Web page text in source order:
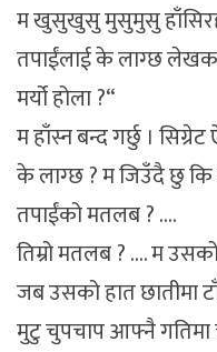
म खुसुखुसु मुसुमुसु
तपाईंलाई के लाग्छ लेखक
मर्यो होला ?“
म हाँस्न बन्द गर्छु ।
के लाग्छ ? म जिउँदै छु
तपाईंको मतलब ? ….
तिम्रो मतलब ? …. म
जब उसको हात छातीमा
मुटु चुपचाप आफ्नै गतिमा